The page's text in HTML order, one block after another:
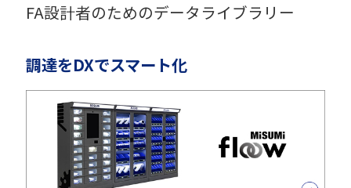
FA設計者のためのデータライブラリー
調達をDXでスマート化